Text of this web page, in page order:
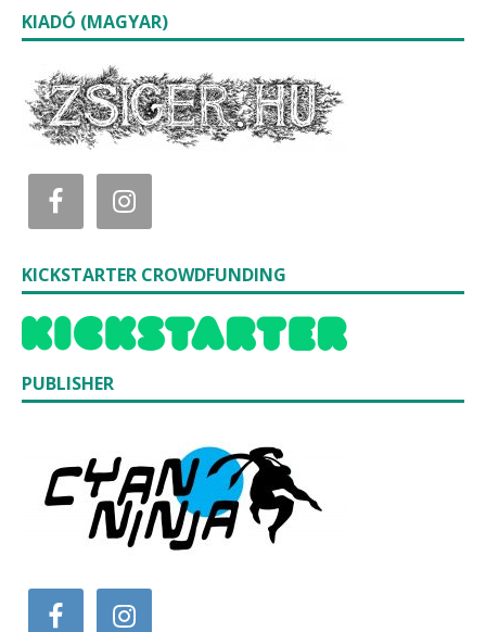
KIADÓ (MAGYAR)
KICKSTARTER CROWDFUNDING
PUBLISHER